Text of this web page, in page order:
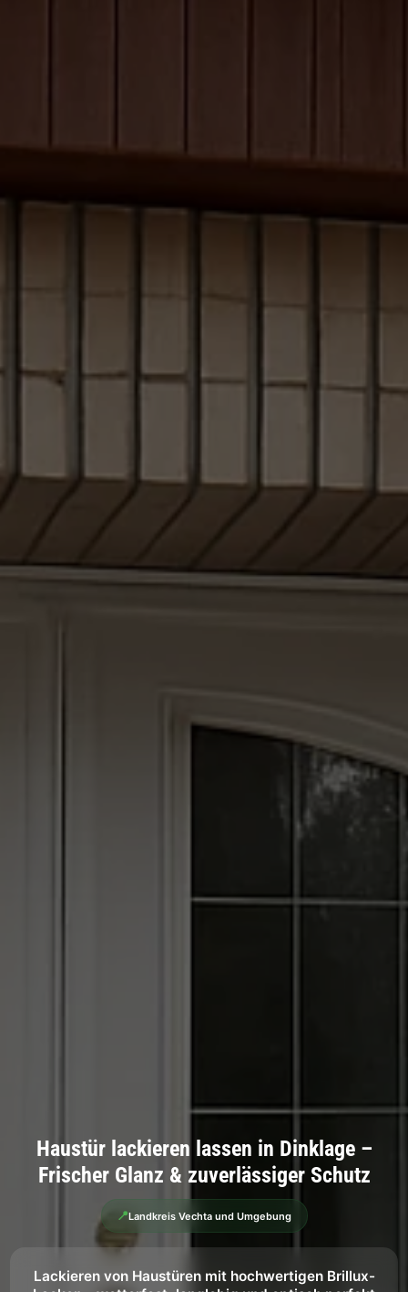
Haustür lackieren lassen in Dinklage –
Frischer Glanz & zuverlässiger Schutz
📍Landkreis Vechta und Umgebung
Lackieren von Haustüren mit hochwertigen Brillux-